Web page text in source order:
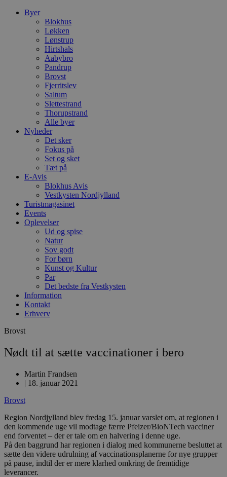
Byer
Blokhus
Løkken
Lønstrup
Hirtshals
Aabybro
Pandrup
Brovst
Fjerritslev
Saltum
Slettestrand
Thorupstrand
Alle byer
Nyheder
Det sker
Fokus på
Set og sket
Tæt på
E-Avis
Blokhus Avis
Vestkysten Nordjylland
Turistmagasinet
Events
Oplevelser
Ud og spise
Natur
Sov godt
For børn
Kunst og Kultur
Par
Det bedste fra Vestkysten
Information
Kontakt
Erhverv
Brovst
Nødt til at sætte vaccinationer i bero
Martin Frandsen
| 18. januar 2021
Brovst
Region Nordjylland blev fredag 15. januar varslet om, at regionen i
den kommende uge vil modtage færre Pfeizer/BioNTech vacciner
end forventet – der er tale om en halvering i denne uge.
På den baggrund har regionen i dialog med kommunerne besluttet at
sætte den videre udrulning af vaccinationsplanerne for nye grupper
på pause, indtil der er mere klarhed omkring de fremtidige
leverancer.